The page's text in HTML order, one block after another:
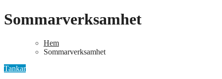
Sommarverksamhet
Hem
Sommarverksamhet
Tankar